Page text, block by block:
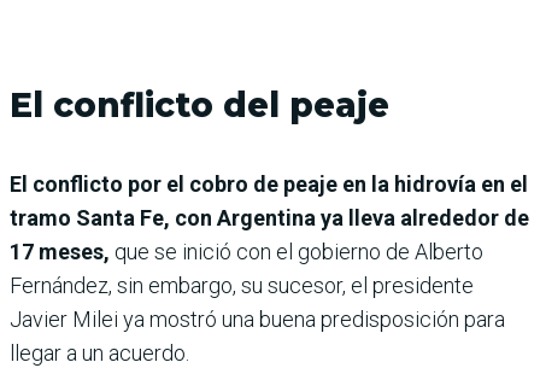
El conflicto del peaje
El conflicto por el cobro de peaje en la hidrovía en el
tramo Santa Fe, con Argentina ya lleva alrededor de
17 meses, que se inició con el gobierno de Alberto
Fernández, sin embargo, su sucesor, el presidente
Javier Milei ya mostró una buena predisposición para
llegar a un acuerdo.